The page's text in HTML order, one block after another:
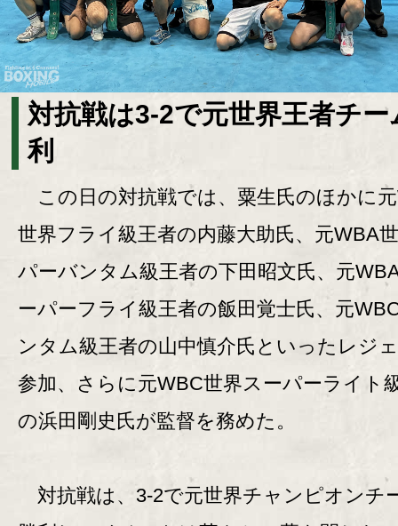
対抗戦は3-2で元世界王者チー
利
この日の対抗戦では、粟生氏のほかに
世界フライ級王者の内藤大助氏、元WBA
パーバンタム級王者の下田昭文氏、元
ーパーフライ級王者の飯田覚士氏、元
ンタム級王者の山中慎介氏といったレジ
参加、さらに元WBC世界スーパーライト
の浜田剛史氏が監督を務めた。
対抗戦は、3-2で元世界チャンピオンチ